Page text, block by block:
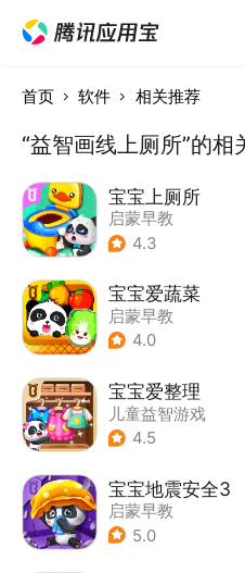
首页 软件 相关推荐
“益智画线上厕所”的
宝宝上厕所
启蒙早教
4.3
宝宝爱蔬菜
启蒙早教
4.0
宝宝爱整理
儿童益智游戏
| 启蒙早教
4.5
宝宝地震安全3
启蒙早教
5.0